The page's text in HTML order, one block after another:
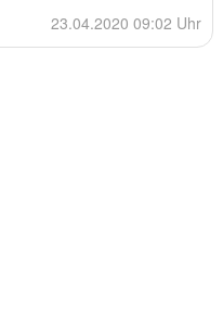
23.04.2020 09:02 Uhr